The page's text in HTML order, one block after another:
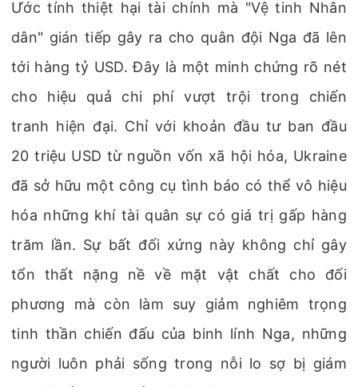
Ước tính thiệt hại tài chính mà "Vệ tinh Nhân
dân" gián tiếp gây ra cho quân đội Nga đã lên
tới hàng tỷ USD. Đây là một minh chứng rõ nét
cho hiệu quả chi phí vượt trội trong chiến
tranh hiện đại. Chỉ với khoản đầu tư ban đầu
20 triệu USD từ nguồn vốn xã hội hóa, Ukraine
đã sở hữu một công cụ tình báo có thể vô hiệu
hóa những khí tài quân sự có giá trị gấp hàng
trăm lần. Sự bất đối xứng này không chỉ gây
tổn thất nặng nề về mặt vật chất cho đối
phương mà còn làm suy giảm nghiêm trọng
tinh thần chiến đấu của binh lính Nga, những
người luôn phải sống trong nỗi lo sợ bị giám